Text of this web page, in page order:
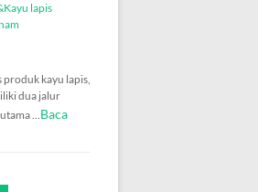
lapis
produk kayu lapis,
dua jalur
…Baca